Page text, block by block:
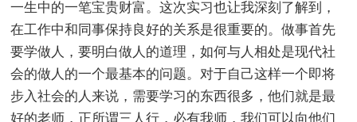
一生中的一笔宝贵财富。这次实习也让我深刻了解到，
在工作中和同事保持良好的关系是很重要的。做事首先
要学做人，要明白做人的道理，如何与人相处是现代社
会的做人的一个最基本的问题。对于自己这样一个即将
步入社会的人来说，需要学习的东西很多，他们就是最
好的老师，正所谓三人行，必有我师，我们可以向他们